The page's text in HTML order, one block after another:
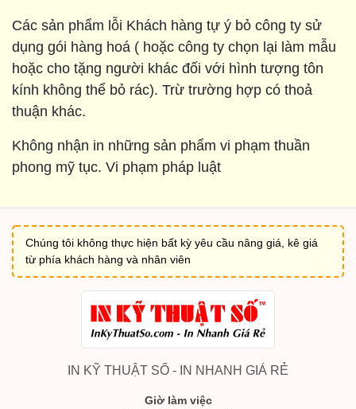
Các sản phẩm lỗi Khách hàng tự ý bỏ công ty sử
dụng gói hàng hoá ( hoặc công ty chọn lại làm mẫu
hoặc cho tặng người khác đối với hình tượng tôn
kính không thể bỏ rác). Trừ trường hợp có thoả
thuận khác.
Không nhận in những sản phẩm vi phạm thuần
phong mỹ tục. Vi phạm pháp luật
Chúng tôi không thực hiện bất kỳ yêu cầu nâng giá, kê giá
từ phía khách hàng và nhân viên
IN KỸ THUẬT SỐ - IN NHANH GIÁ RẺ
Giờ làm việc